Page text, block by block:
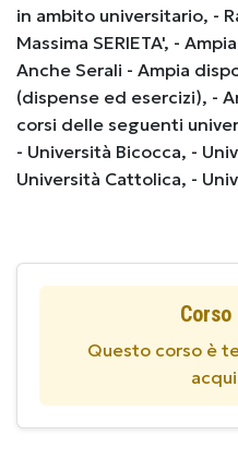
in ambito universitario, -
Massima SERIETA', -
Anche Serali - Ampia
(dispense ed esercizi), -
corsi delle seguenti
- Università Bicocca, -
Università Cattolica, -
Questo corso è